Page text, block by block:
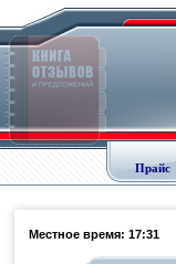
Прайс
Местное время: 17:31